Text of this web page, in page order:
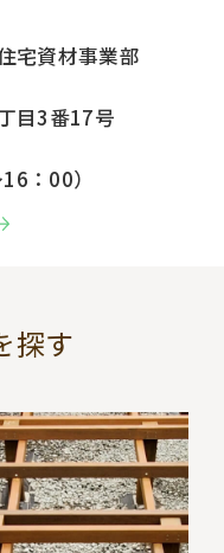
宅資材事業部
目3番17号
：00）
探す